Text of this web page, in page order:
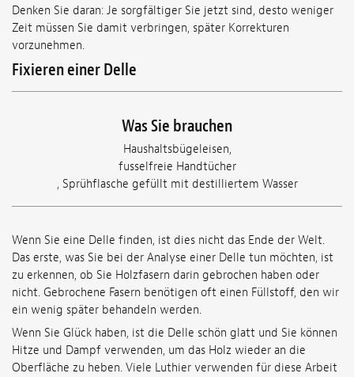
Denken Sie daran: Je sorgfältiger Sie jetzt sind, desto weniger
Zeit müssen Sie damit verbringen, später Korrekturen
vorzunehmen.
Fixieren einer Delle
Was Sie brauchen
Haushaltsbügeleisen,
fusselfreie Handtücher
, Sprühflasche gefüllt mit destilliertem Wasser
Wenn Sie eine Delle finden, ist dies nicht das Ende der Welt.
Das erste, was Sie bei der Analyse einer Delle tun möchten, ist
zu erkennen, ob Sie Holzfasern darin gebrochen haben oder
nicht. Gebrochene Fasern benötigen oft einen Füllstoff, den wir
ein wenig später behandeln werden.
Wenn Sie Glück haben, ist die Delle schön glatt und Sie können
Hitze und Dampf verwenden, um das Holz wieder an die
Oberfläche zu heben. Viele Luthier verwenden für diese Arbeit